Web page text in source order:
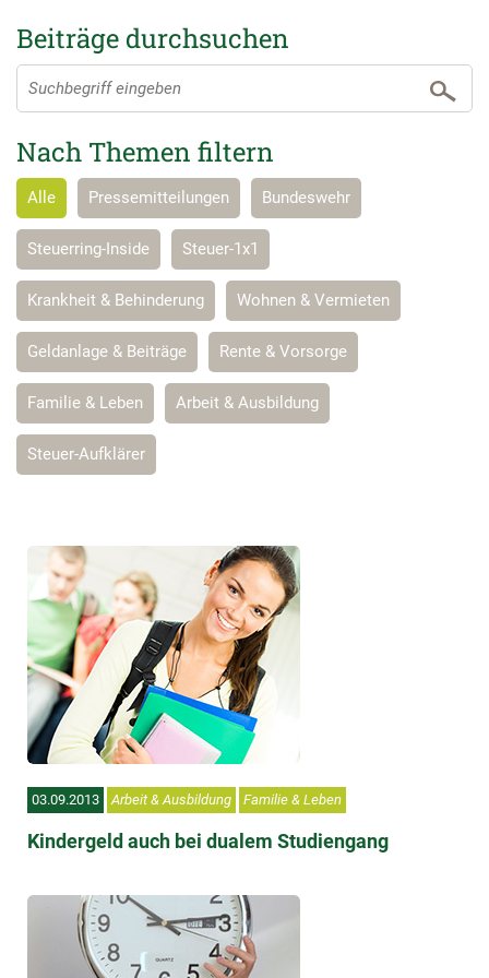
Beiträge durchsuchen
Nach Themen filtern
Alle Pressemitteilungen Bundeswehr
Steuerring-Inside Steuer-1x1
Krankheit & Behinderung Wohnen & Vermieten
Geldanlage & Beiträge Rente & Vorsorge
Familie & Leben Arbeit & Ausbildung
Steuer-Aufklärer
03.09.2013 Arbeit & Ausbildung Familie & Leben
Kindergeld auch bei dualem Studiengang